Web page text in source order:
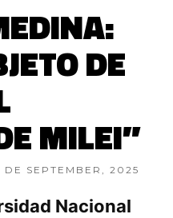
DE
MILEI”
DE SEPTEMBER, 2025
Nacional